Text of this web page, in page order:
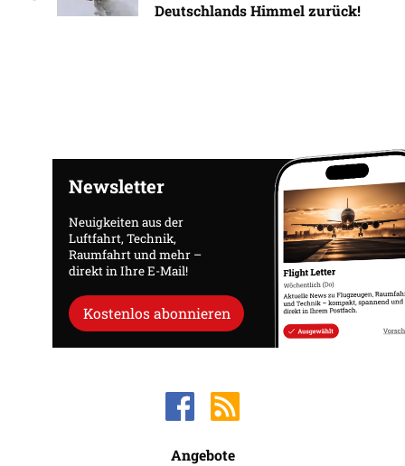
Deutschlands Himmel zurück!
Newsletter
Neuigkeiten aus der
Luftfahrt, Technik,
Raumfahrt und mehr –
direkt in Ihre E-Mail!
Kostenlos abonnieren
Angebote